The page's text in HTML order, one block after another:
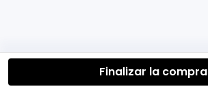
Finalizar la compra